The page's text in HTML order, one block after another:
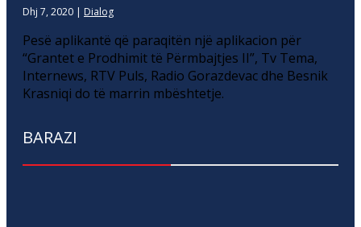
Dhj 7, 2020 | Dialog
Pesë aplikantë që paraqitën një aplikacion për
“Grantet e Prodhimit të Përmbajtjes II”, Tv Tema,
Internews, RTV Puls, Radio Gorazdevac dhe Besnik
Krasniqi do të marrin mbështetje.
BARAZI